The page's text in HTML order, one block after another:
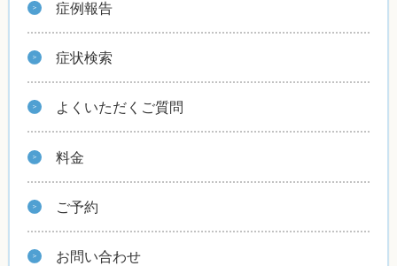
症例報告
症状検索
よくいただくご質問
料金
ご予約
お問い合わせ